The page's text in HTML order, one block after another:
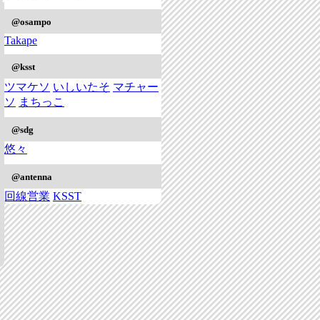
@osampo
Takape
@ksst
ツマケソ いしいたそ マチャー
ソ まちっこ
@sdg
悠々
@antenna
回線営業 KSST